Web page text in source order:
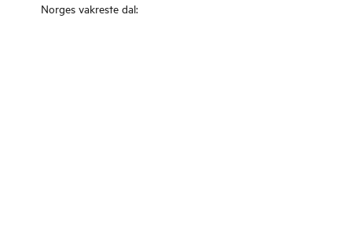
Norges vakreste dal: